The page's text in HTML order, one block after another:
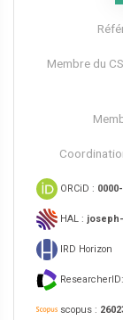
Membre du
ORCiD :
HAL :
IRD Horizon
ResearcherID:
scopus :